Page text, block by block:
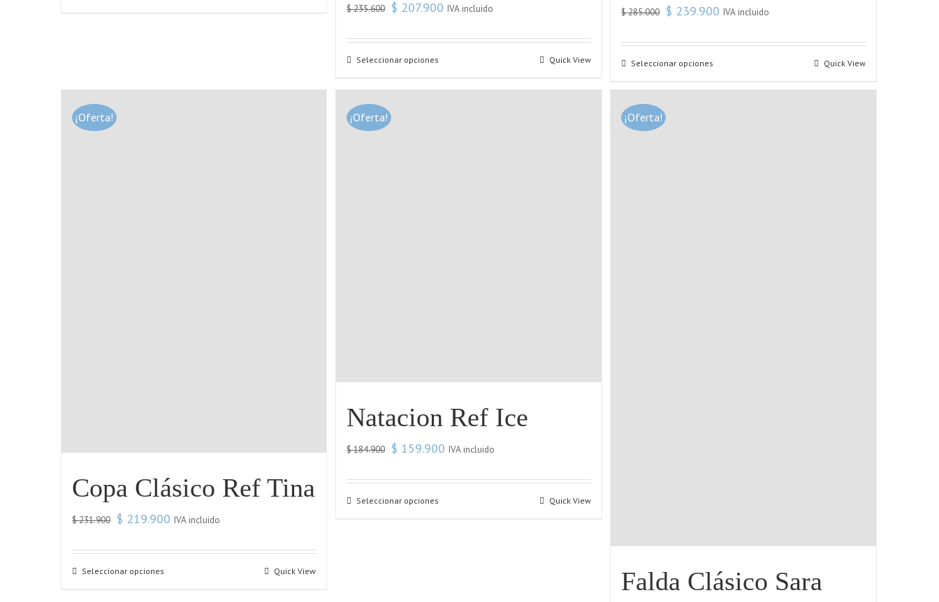
$235.600 $ 207.900 IVA incluido
Seleccionar opciones Quick View
$285.000 $ 239.900 IVA incluido
Seleccionar opciones Quick View
¡Oferta!
Copa Clásico Ref Tina
$231.900 $ 219.900 IVA incluido
Seleccionar opciones Quick View
¡Oferta!
Natacion Ref Ice
$184.900 $ 159.900 IVA incluido
Seleccionar opciones Quick View
¡Oferta!
Falda Clásico Sara